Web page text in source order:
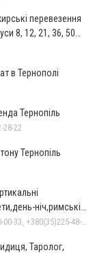
перевезення
8, 12, 21, 36, 50
в Тернополі
Тернопіль
28-22
Тернопіль
ніч,римські
+380(98)620-82-24, +380(68)810-00-33, +380(35)225-48-97
Таролог,